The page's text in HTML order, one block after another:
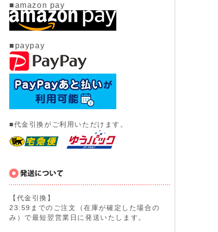
■amazon pay
■paypay
■代金引換がご利用いただけます。
【代金引換】
23:59までのご注文（在庫が確定した場合の
み）で最短翌営業日に発送いたします。